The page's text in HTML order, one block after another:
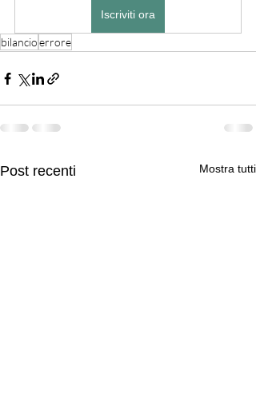
Iscriviti ora
bilancioerrore
Post recenti Mostra tutti